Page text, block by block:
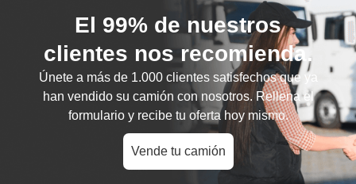
El 99% de nuestros
clientes nos recomienda.
Únete a más de 1.000 clientes satisfechosque ya
han vendido su camión con nosotros. Rellena el
formulario y recibe tu oferta hoy mismo.
Vende tu camión